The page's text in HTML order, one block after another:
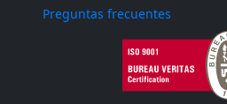
Preguntas frecuentes